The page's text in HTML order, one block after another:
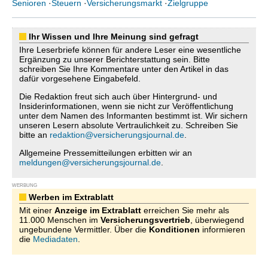
Senioren ·Steuern ·Versicherungsmarkt ·Zielgruppe
Ihr Wissen und Ihre Meinung sind gefragt
Ihre Leserbriefe können für andere Leser eine wesentliche
Ergänzung zu unserer Berichterstattung sein. Bitte
schreiben Sie Ihre Kommentare unter den Artikel in das
dafür vorgesehene Eingabefeld.
Die Redaktion freut sich auch über Hintergrund- und
Insiderinformationen, wenn sie nicht zur Veröffentlichung
unter dem Namen des Informanten bestimmt ist. Wir sichern
unseren Lesern absolute Vertraulichkeit zu. Schreiben Sie
bitte an redaktion@versicherungsjournal.de
Allgemeine Pressemitteilungen erbitten wir an
meldungen@versicherungsjournal.de
WERBUNG
Werben im Extrablatt
Mit einer Anzeige im Extrablatt erreichen Sie mehr als
11.000 Menschen im Versicherungsvertrieb , überwiegend
ungebundene Vermittler. Über die Konditionen informieren
die Mediadaten